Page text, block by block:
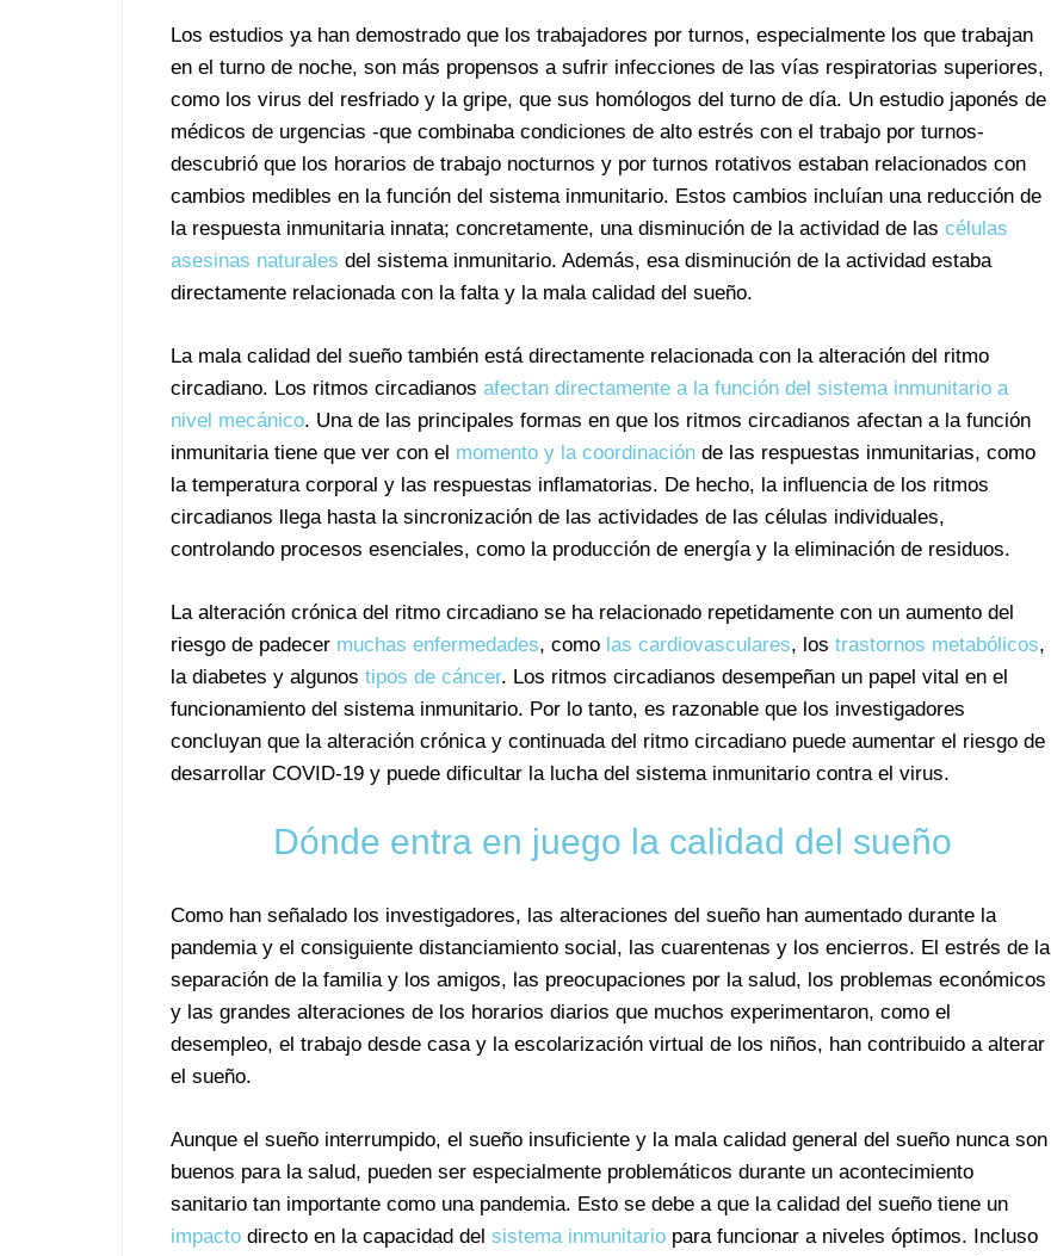
Los estudios ya han demostrado que los trabajadores por turnos, especialmente los que trabajan
en el turno de noche, son más propensos a sufrir infecciones de las vías respiratorias superiores,
como los virus del resfriado y la gripe, que sus homólogos del turno de día. Un estudio japonés de
médicos de urgencias -que combinaba condiciones de alto estrés con el trabajo por turnos-
descubrió que los horarios de trabajo nocturnos y por turnos rotativos estaban relacionados con
cambios medibles en la función del sistema inmunitario. Estos cambios incluían una reducción de
la respuesta inmunitaria innata; concretamente, una disminución de la actividad de las células
asesinas naturales del sistema inmunitario. Además, esa disminución de la actividad estaba
directamente relacionada con la falta y la mala calidad del sueño.
La mala calidad del sueño también está directamente relacionada con la alteración del ritmo
circadiano. Los ritmos circadianos afectan directamente a la función del sistema inmunitario a
nivel mecánico. Una de las principales formas en que los ritmos circadianos afectan a la función
inmunitaria tiene que ver con el momento y la coordinación de las respuestas inmunitarias, como
la temperatura corporal y las respuestas inflamatorias. De hecho, la influencia de los ritmos
circadianos llega hasta la sincronización de las actividades de las células individuales,
controlando procesos esenciales, como la producción de energía y la eliminación de residuos.
La alteración crónica del ritmo circadiano se ha relacionado repetidamente con un aumento del
riesgo de padecer muchas enfermedades, como las cardiovasculares, los trastornos metabólicos,
la diabetes y algunos tipos de cáncer. Los ritmos circadianos desempeñan un papel vital en el
funcionamiento del sistema inmunitario. Por lo tanto, es razonable que los investigadores
concluyan que la alteración crónica y continuada del ritmo circadiano puede aumentar el riesgo de
desarrollar COVID-19 y puede dificultar la lucha del sistema inmunitario contra el virus.
Dónde entra en juego la calidad del sueño
Como han señalado los investigadores, las alteraciones del sueño han aumentado durante la
pandemia y el consiguiente distanciamiento social, las cuarentenas y los encierros. El estrés de la
separación de la familia y los amigos, las preocupaciones por la salud, los problemas económicos
y las grandes alteraciones de los horarios diarios que muchos experimentaron, como el
desempleo, el trabajo desde casa y la escolarización virtual de los niños, han contribuido a alterar
el sueño.
Aunque el sueño interrumpido, el sueño insuficiente y la mala calidad general del sueño nunca son
buenos para la salud, pueden ser especialmente problemáticos durante un acontecimiento
sanitario tan importante como una pandemia. Esto se debe a que la calidad del sueño tiene un
impacto directo en la capacidad del sistema inmunitario para funcionar a niveles óptimos. Incluso